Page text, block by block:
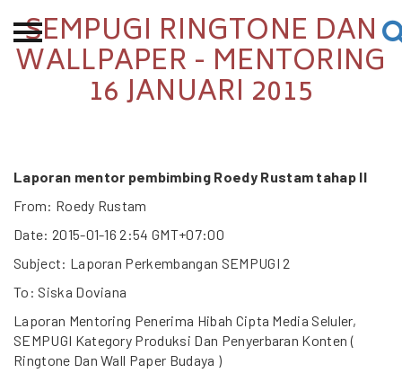
Beranda
Perempuan
Etalase
Proyek Terdahulu
SEMPUGI RINGTONE DAN
WALLPAPER - MENTORING
16 JANUARI 2015
Laporan mentor pembimbing Roedy Rustam tahap II
From: Roedy Rustam
Date: 2015-01-16 2:54 GMT+07:00
Subject: Laporan Perkembangan SEMPUGI 2
To: Siska Doviana
Laporan Mentoring Penerima Hibah Cipta Media Seluler,
SEMPUGI Kategory Produksi Dan Penyerbaran Konten (
Ringtone Dan Wall Paper Budaya )